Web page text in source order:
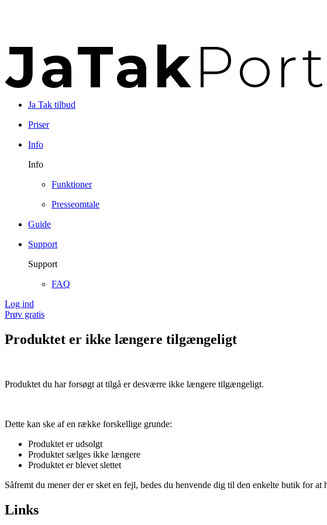
Ja Tak tilbud
Priser
Info
Info
Funktioner
Presseomtale
Guide
Support
Support
FAQ
Log ind
Prøv gratis
Produktet er ikke længere tilgængeligt
Produktet du har forsøgt at tilgå er desværre ikke længere tilgængeligt.
Dette kan ske af en række forskellige grunde:
Produktet er udsolgt
Produktet sælges ikke længere
Produktet er blevet slettet
Såfremt du mener der er sket en fejl, bedes du henvende dig til den enkelte butik for at
Links